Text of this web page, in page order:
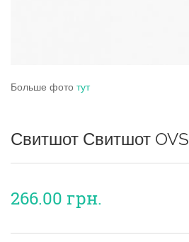
Больше фото тут
Свитшот Свитшот OVS
266.00 грн.